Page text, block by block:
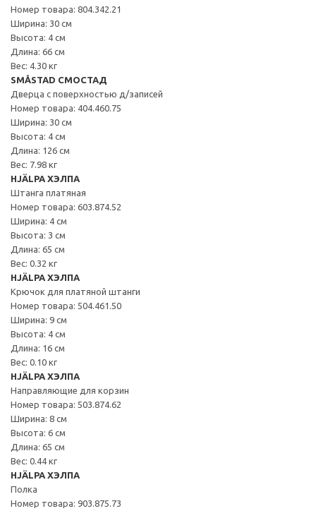
Номер товара: 804.342.21
Ширина: 30 см
Высота: 4 см
Длина: 66 см
Вес: 4.30 кг
SMÅSTAD СМОСТАД
Дверца с поверхностью д/записей
Номер товара: 404.460.75
Ширина: 30 см
Высота: 4 см
Длина: 126 см
Вес: 7.98 кг
HJÄLPA ХЭЛПА
Штанга платяная
Номер товара: 603.874.52
Ширина: 4 см
Высота: 3 см
Длина: 65 см
Вес: 0.32 кг
HJÄLPA ХЭЛПА
Крючок для платяной штанги
Номер товара: 504.461.50
Ширина: 9 см
Высота: 4 см
Длина: 16 см
Вес: 0.10 кг
HJÄLPA ХЭЛПА
Направляющие для корзин
Номер товара: 503.874.62
Ширина: 8 см
Высота: 6 см
Длина: 65 см
Вес: 0.44 кг
HJÄLPA ХЭЛПА
Полка
Номер товара: 903.875.73